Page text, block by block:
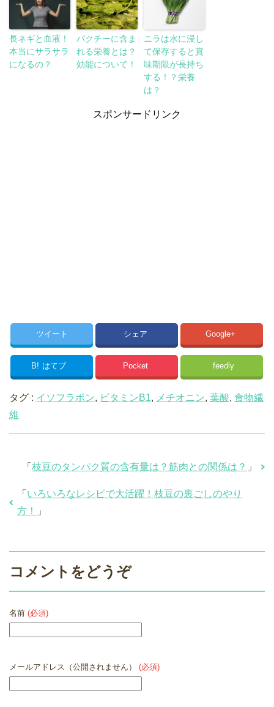
長ネギと血液！
本当にサラサラ
になるの？
パクチーに含ま
れる栄養とは？
効能について！
ニラは水に浸し
て保存すると賞
味期限が長持ち
する！？栄養
は？
スポンサードリンク
ツイート シェア Google+
B! はてブ Pocket feedly
タグ : イソフラボン, ビタミンB1, メチオニン, 葉酸, 食物繊
維
「 枝豆のタンパク質の含有量は？筋肉との関係は？ 」
「 いろいろなレシピで大活躍！枝豆の裏ごしのやり
方！
」
コメントをどうぞ
名前 (必須)
メールアドレス（公開されません） (必須)